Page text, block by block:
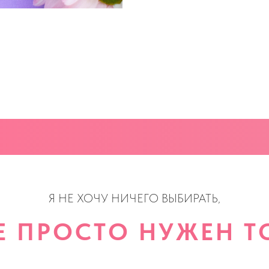
Я НЕ ХОЧУ НИЧЕГО ВЫБИРАТЬ,
ПРОСТО НУЖЕН